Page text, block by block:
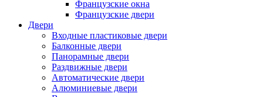
Французские окна
Французские двери
Двери
Входные пластиковые двери
Балконные двери
Панорамные двери
Раздвижные двери
Автоматические двери
Алюминиевые двери